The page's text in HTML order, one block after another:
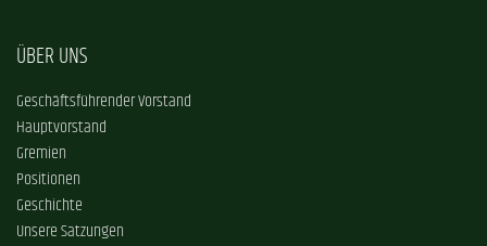
ÜBER UNS
Geschäftsführender Vorstand
Hauptvorstand
Gremien
Positionen
Geschichte
Unsere Satzungen